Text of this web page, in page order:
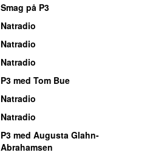
Smag på P3
Natradio
Natradio
Natradio
P3 med Tom Bue
Natradio
Natradio
P3 med Augusta Glahn-
Abrahamsen